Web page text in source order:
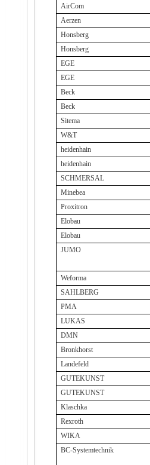
AirCom
Aerzen
Honsberg
Honsberg
EGE
EGE
Beck
Beck
Sitema
W&T
heidenhain
heidenhain
SCHMERSAL
Minebea
Proxitron
Elobau
Elobau
JUMO
Weforma
SAHLBERG
PMA
LUKAS
DMN
Bronkhorst
Landefeld
GUTEKUNST
GUTEKUNST
Klaschka
Rexroth
WIKA
BC-Systemtechnik